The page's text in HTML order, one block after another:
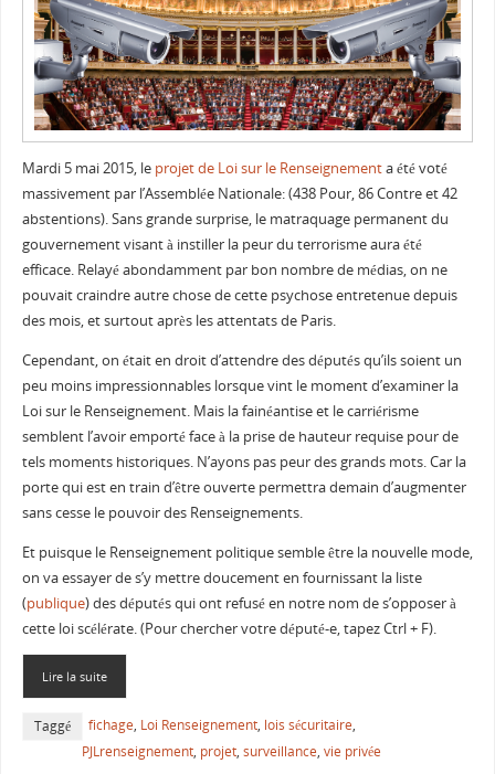
Mardi 5 mai 2015, le projet de Loi sur le Renseignementa été voté
massivement par l’Assemblée Nationale: (438 Pour, 86 Contre et 42
abstentions). Sans grande surprise, le matraquage permanent du
gouvernement visant à instiller la peur du terrorisme aura été
efficace. Relayé abondamment par bon nombre de médias, on ne
pouvait craindre autre chose de cette psychose entretenue depuis
des mois, et surtout après les attentats de Paris.
Cependant, on était en droit d’attendre des députés qu’ils soient un
peu moins impressionnables lorsque vint le moment d’examiner la
Loi sur le Renseignement. Mais la fainéantise et le carriérisme
semblent l’avoir emporté face à la prise de hauteur requise pour de
tels moments historiques. N’ayons pas peur des grands mots. Car la
porte qui est en train d’être ouverte permettra demain d’augmenter
sans cesse le pouvoir des Renseignements.
Et puisque le Renseignement politique semble être la nouvelle mode,
on va essayer de s’y mettre doucement en fournissant la liste
(publique) des députés qui ont refusé en notre nom de s’opposer à
cette loi scélérate. (Pour chercher votre député-e, tapez Ctrl + F).
Lire la suite
Taggé fichage, Loi Renseignement, lois sécuritaire,
PJLrenseignement, projet, surveillance, vie privée